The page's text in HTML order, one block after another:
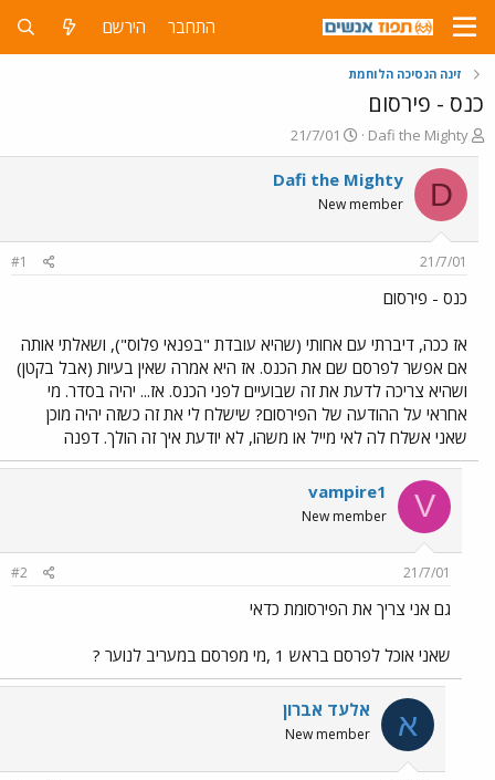
התחבר הירשם
זינה הנסיכה הלוחמת
כנס - פירסום
פ
ו
ת
ח
ה
ש
א
Dafi the Mighty
פ
ו
ר
ם
21/7/01
D
Dafi the Mighty
New member
21/7/01
#1
כנס - פירסום
אז ככה, דיברתי עם אחותי (שהיא עובדת "בפנאי פלוס"), ושאלתי אותה
אם אפשר לפרסם שם את הכנס. אז היא אמרה שאין בעיות (אבל בקטן)
ושהיא צריכה לדעת את זה שבועיים לפני הכנס. אז... יהיה בסדר. מי
אחראי על ההודעה של הפירסום? שישלח לי את זה כשזה יהיה מוכן
שאני אשלח לה לאי מייל או משהו, לא יודעת איך זה הולך. דפנה
V
vampire1
New member
21/7/01
#2
גם אני צריך את הפירסומת כדאי
שאני אוכל לפרסם בראש 1 ,מי מפרסם במעריב לנוער ?
א אלעד אברון
New member